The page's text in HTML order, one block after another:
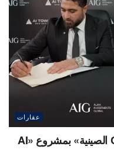
عقارات
شركة «AIG» تتعاون مع «CSCEC الصينية» بمشروع «AI